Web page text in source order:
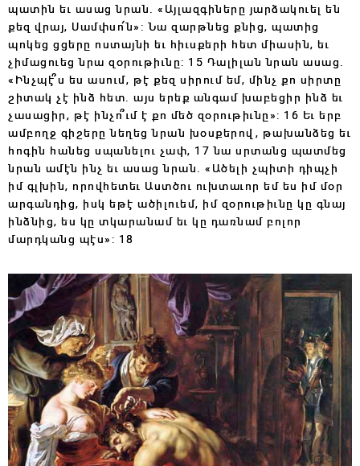
պատին եւ ասաց նրան. «Այլազգիները յարձակուել են
քեզ վրայ, Սամփսո՛ն»: Նա զարթնեց քնից, պատից
պոկեց ցցերը ոստայնի եւ հիւսքերի հետ միասին, եւ
չիմացուեց նրա զօրութիւնը: 15 Դալիլան նրան ասաց.
«Ինչպէ՞ս ես ասում, թէ քեզ սիրում եմ, մինչ քո սիրտը
շիտակ չէ ինձ հետ. այս երեք անգամ խաբեցիր ինձ եւ
չասացիր, թէ ինչո՞ւմ է քո մեծ զօրութիւնը»: 16 Եւ երբ
ամբողջ գիշերը նեղեց նրան խօսքերով, թախանձեց եւ
հոգին հանեց սպանելու չափ, 17 նա սրտանց պատմեց
նրան ամէն ինչ եւ ասաց նրան. «Ածելի չպիտի դիպչի
իմ գլխին, որովհետեւ Աստծու ուխտաւոր եմ ես իմ մօր
արգանդից, իսկ եթէ ածիլուեմ, իմ զօրութիւնը կը գնայ
ինձնից, ես կը տկարանամ եւ կը դառնամ բոլոր
մարդկանց պէս»: 18